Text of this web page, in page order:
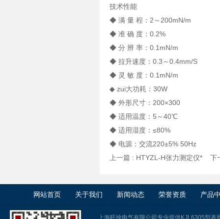
技术性能
◆ 满 量 程：2～200mN/m
◆ 准 确 度：0.2%
◆ 分 辨 率：0.1mN/m
◆ 拉升速度：0.3～0.4mm/S
◆ 灵 敏 度：0.1mN/m
◆ zui大功耗：30W
◆ 外形尺寸：200×300
◆ 适用温度：5～40℃
◆ 适用湿度：≤80%
◆ 电源：交流220±5% 50Hz
上一篇 : HTYZL-H张力测定仪* 下
网站首页 关于我们 新闻动态 荣誉资质 产品